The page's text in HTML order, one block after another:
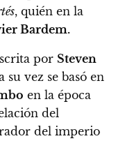
, quién en la
Bardem.
por Steven
su vez se basó en
en la época
del
del imperio